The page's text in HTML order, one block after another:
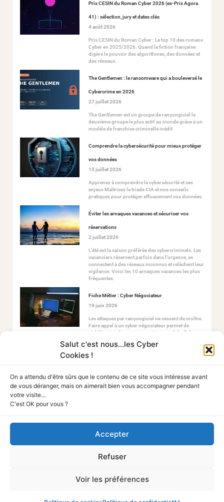
Salut c'est nous...les Cyber
Cookies !
On a attendu d'être sûrs que le contenu de ce site vous intéresse avant
de vous déranger, mais on aimerait bien vous accompagner pendant
votre visite...
C'est OK pour vous ?
Accepter
Refuser
Voir les préférences
Prix CESIN du Roman Cyber 2026 (ex-Prix Agora
41) : sélection, jury et dates clés
4 août 2026
Prix CESIN du Roman Cyber : Le top 10 des romans
Cyber en 2025/2026. Quand la fiction française
digère le pouvoir des algorithmes, des données et
des réseaux.
The Gentlemen : le ransomware qui a bouleversé le
Cybercrime en 2026
27 juillet 2026
The Gentlemen est un groupe de rançongiciel le
deuxième groupe le plus actif au monde grâce à un
modèle de franchise criminelle inédit
Comprendre la cybersécurité pour mieux protéger
vos données
15 juillet 2026
Apprenez à comprendre la cybersécurité et ses
enjeux Maîtrisez la triade CIA et nos conseils
pratiques pour protéger efficacement vos données.
Éviter les arnaques vacances et sécuriser vos
réservations
2 juillet 2026
L’été est la saison préférée des cybercriminels. Les
vacanciers réservent parfois dans l’urgence, se
connectent à des réseaux inconnus et relâchent leur
vigilance. Voici les 10 arnaques vacances les plus
fréquentes.
Fiche Métier : Cyber Négociateur
19 juin 2026
Les attaques par rançongiciel ne cessent de croître.
Faire appel à un cyber négociateur permet de
stabiliser ce chaos en ouvrant un canal de dialogue
Tout Sur La Cyber